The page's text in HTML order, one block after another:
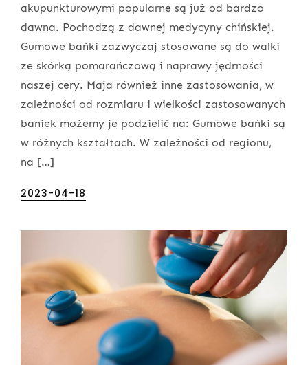
akupunkturowymi popularne są już od bardzo
dawna. Pochodzą z dawnej medycyny chińskiej.
Gumowe bańki zazwyczaj stosowane są do walki
ze skórką pomarańczową i naprawy jędrności
naszej cery. Maja również inne zastosowania, w
zależności od rozmiaru i wielkości zastosowanych
baniek możemy je podzielić na: Gumowe bańki są
w różnych kształtach. W zależności od regionu,
na […]
Posted
2023-04-18